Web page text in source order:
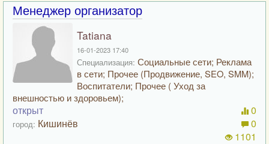
Менеджер организатор
Tatiana
16-01-2023 17:40
Специализация: Социальные сети; Реклама
в сети; Прочее (Продвижение, SEO, SMM);
Воспитатели; Прочее ( Уход за
внешностью и здоровьем);
открыт
город: Кишинёв
0
0
1101